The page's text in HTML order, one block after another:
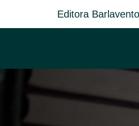
Editora Barlavento